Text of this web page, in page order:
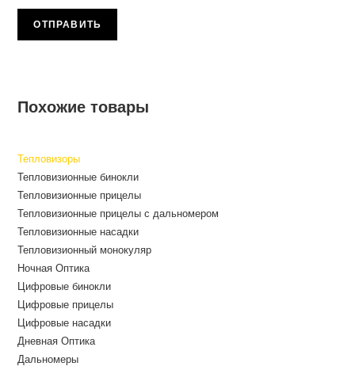
Похожие товары
Тепловизоры
Тепловизионные бинокли
Тепловизионные прицелы
Тепловизионные прицелы с дальномером
Тепловизионные насадки
Тепловизионный монокуляр
Ночная Оптика
Цифровые бинокли
Цифровые прицелы
Цифровые насадки
Дневная Оптика
Дальномеры